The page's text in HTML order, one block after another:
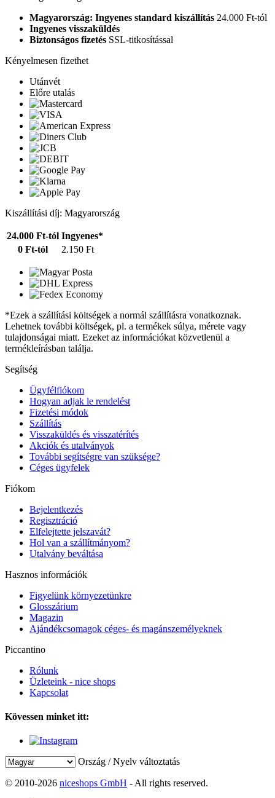
Magyarország: Ingyenes standard kiszállítás 24.000 Ft-tól
Ingyenes visszaküldés
Biztonságos fizetés SSL-titkosítással
Kényelmesen fizethet
Utánvét
Előre utalás
Kiszállítási díj: Magyarország
24.000 Ft-tól Ingyenes*
0 Ft-tól
2.150 Ft
*Ezek a szállítási költségek a normál szállításra vonatkoznak.
Lehetnek további költségek, pl. a termékek súlya, mérete vagy
tulajdonságai miatt. Ezeket az információkat közvetlenül a
termékleírásban találja.
Segítség
Ügyfélfiókom
Hogyan adjak le rendelést
Fizetési módok
Szállítás
Visszaküldés és visszatérítés
Akciók és utalványok
További segítségre van szüksége?
Céges ügyfelek
Fiókom
Bejelentkezés
Regisztráció
Elfelejtette jelszavát?
Hol van a szállítmányom?
Utalvány beváltása
Hasznos információk
Figyelünk környezetünkre
Glosszárium
Magazin
Ajándékcsomagok céges- és magánszemélyeknek
Piccantino
Rólunk
Üzleteink - nice shops
Kapcsolat
Kövessen minket itt:
Ország / Nyelv változtatás
© 2010-2026 niceshops GmbH - All rights reserved.